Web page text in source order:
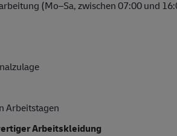
(Mo–Sa, zwischen 07:00 und
Arbeitstagen
Arbeitskleidung